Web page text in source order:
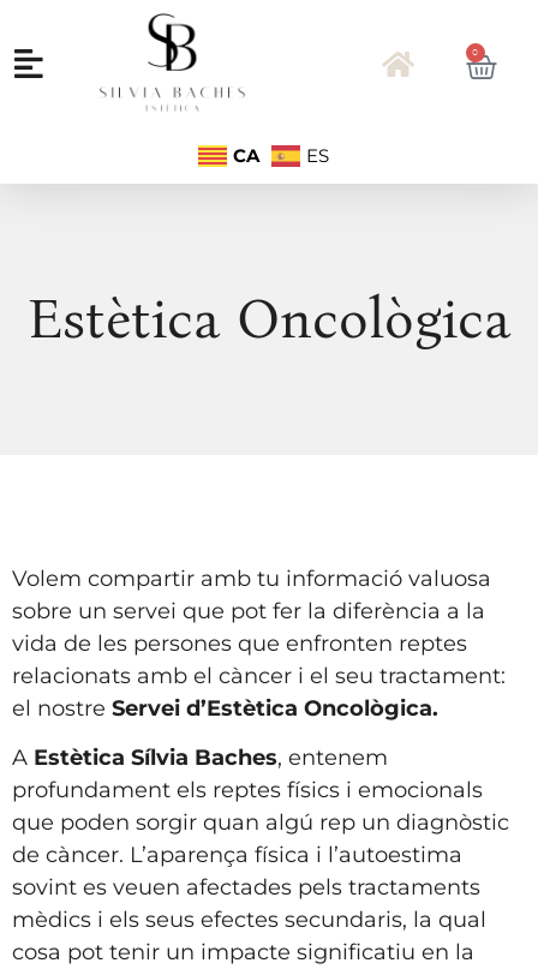
0
CA ES
Estètica Oncològica
Volem compartir amb tu informació valuosa
sobre un servei que pot fer la diferència a la
vida de les persones que enfronten reptes
relacionats amb el càncer i el seu tractament:
el nostre Servei d’Estètica Oncològica.
A Estètica Sílvia Baches, entenem
profundament els reptes físics i emocionals
que poden sorgir quan algú rep un diagnòstic
de càncer. L’aparença física i l’autoestima
sovint es veuen afectades pels tractaments
mèdics i els seus efectes secundaris, la qual
cosa pot tenir un impacte significatiu en la